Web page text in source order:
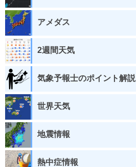
アメダス
2週間天気
気象予報士のポイント解説
世界天気
地震情報
熱中症情報